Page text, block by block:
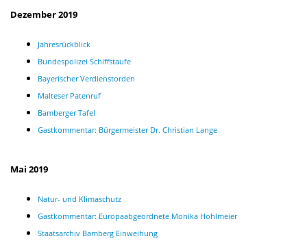
Dezember 2019
Jahresrückblick
Bundespolizei Schiffstaufe
Bayerischer Verdienstorden
Malteser Patenruf
Bamberger Tafel
Gastkommentar: Bürgermeister Dr. Christian Lange
Mai 2019
Natur- und Klimaschutz
Gastkommentar: Europaabgeordnete Monika Hohlmeier
Staatsarchiv Bamberg Einweihung